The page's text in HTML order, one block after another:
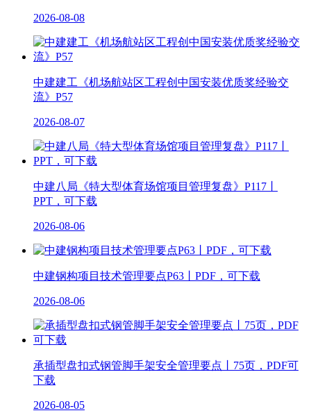
2026-08-08
中建建工《机场航站区工程创中国安装优质奖经验交
流》P57
2026-08-07
中建八局《特大型体育场馆项目管理复盘》P117丨
PPT，可下载
2026-08-06
中建钢构项目技术管理要点P63丨PDF，可下载
2026-08-06
承插型盘扣式钢管脚手架安全管理要点丨75页，PDF可
下载
2026-08-05